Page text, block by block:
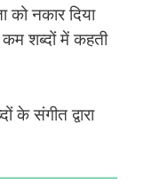
को नकार दिया
शब्दों में कहती
के संगीत द्वारा